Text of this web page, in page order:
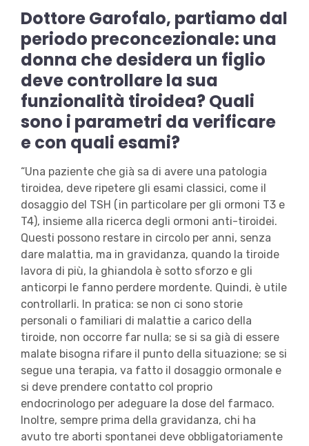
Dottore Garofalo, partiamo dal
periodo preconcezionale: una
donna che desidera un figlio
deve controllare la sua
funzionalità tiroidea? Quali
sono i parametri da verificare
e con quali esami?
“Una paziente che già sa di avere una patologia
tiroidea, deve ripetere gli esami classici, come il
dosaggio del TSH (in particolare per gli ormoni T3 e
T4), insieme alla ricerca degli ormoni anti-tiroidei.
Questi possono restare in circolo per anni, senza
dare malattia, ma in gravidanza, quando la tiroide
lavora di più, la ghiandola è sotto sforzo e gli
anticorpi le fanno perdere mordente. Quindi, è utile
controllarli. In pratica: se non ci sono storie
personali o familiari di malattie a carico della
tiroide, non occorre far nulla; se si sa già di essere
malate bisogna rifare il punto della situazione; se si
segue una terapia, va fatto il dosaggio ormonale e
si deve prendere contatto col proprio
endocrinologo per adeguare la dose del farmaco.
Inoltre, sempre prima della gravidanza, chi ha
avuto tre aborti spontanei deve obbligatoriamente